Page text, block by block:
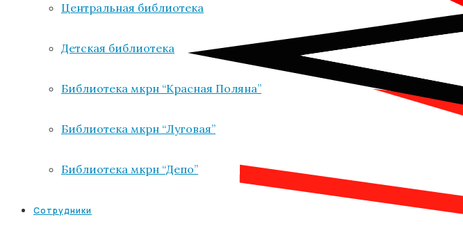
Центральная библиотека
Детская библиотека
Библиотека мкрн “Красная Поляна”
Библиотека мкрн “Луговая”
Библиотека мкрн “Депо”
Сотрудники